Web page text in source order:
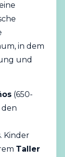
in dem
und
(650-
den
Kinder
Taller